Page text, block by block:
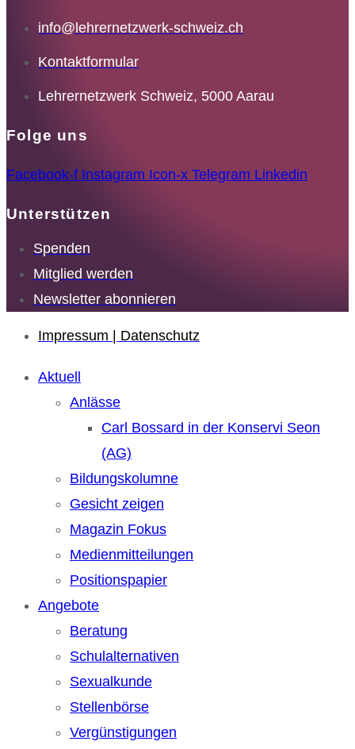
info@lehrernetzwerk-schweiz.ch
Kontaktformular
Lehrernetzwerk Schweiz, 5000 Aarau
Folge uns
Facebook-f Instagram Icon-x Telegram Linkedin
Unterstützen
Spenden
Mitglied werden
Newsletter abonnieren
Impressum | Datenschutz
Aktuell
Anlässe
Carl Bossard in der Konservi Seon
(AG)
Bildungskolumne
Gesicht zeigen
Magazin Fokus
Medienmitteilungen
Positionspapier
Angebote
Beratung
Schulalternativen
Sexualkunde
Stellenbörse
Vergünstigungen